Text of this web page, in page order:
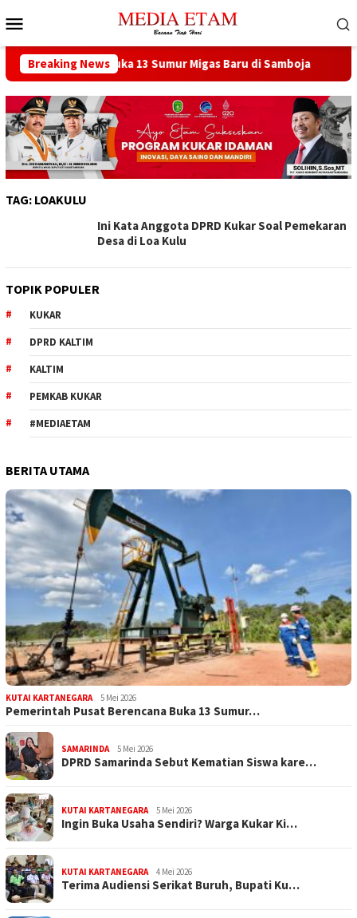
ke
Mobile
Breaking News
Berencana Buka 13 Sumur Migas Baru di Samboja
TAG: LOAKULU
Ini Kata Anggota DPRD Kukar Soal Pemekaran
Desa di Loa Kulu
TOPIK POPULER
KUKAR
DPRD KALTIM
KALTIM
PEMKAB KUKAR
#MEDIAETAM
BERITA UTAMA
KUTAI KARTANEGARA 5 Mei 2026
Pemerintah Pusat Berencana Buka 13 Sumur…
SAMARINDA 5 Mei 2026
DPRD Samarinda Sebut Kematian Siswa kare…
KUTAI KARTANEGARA 5 Mei 2026
Ingin Buka Usaha Sendiri? Warga Kukar Ki…
KUTAI KARTANEGARA 4 Mei 2026
Terima Audiensi Serikat Buruh, Bupati Ku…